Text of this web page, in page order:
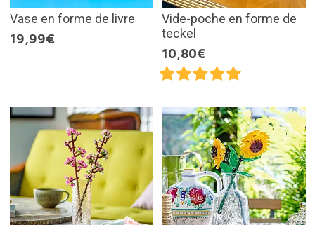
Vase en forme de livre
19,99€
Vide-poche en forme de
teckel
10,80€